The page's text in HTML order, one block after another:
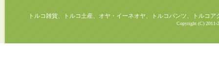
トルコ雑貨、トルコ土産、オヤ・イーネオヤ、トルコパンツ、トルコアク
Copyright (C) 2011-